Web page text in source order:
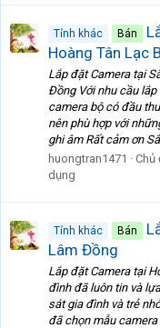
Tỉnh khác Bán
Hoàng Tân Lạc
Lắp đặt Camera tại
Đồng Với nhu cầu
camera bộ có đầu
nên phù hợp với
ghi âm Rất cảm ơn
huongtran1471
Chủ
dụng
Tỉnh khác Bán
Lâm Đồng
Lắp đặt Camera tại
đình đã luôn tin và
sát gia đình và trẻ
đã chọn mẫu